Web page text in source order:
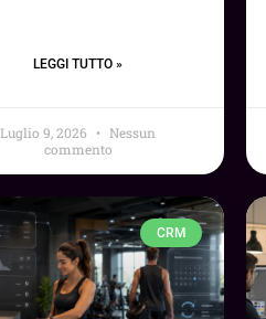
LEGGI TUTTO »
Luglio 9, 2026
Nessun
commento
CRM